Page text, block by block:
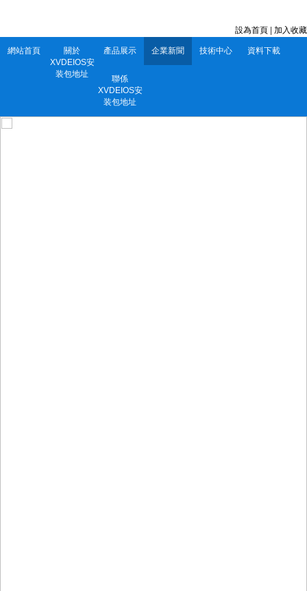
設為首頁 加入收藏
網站首頁
關於
XVDEIOS安
装包地址
產品展示 企業新聞 技術中心 資料下載
聯係
XVDEIOS安
装包地址